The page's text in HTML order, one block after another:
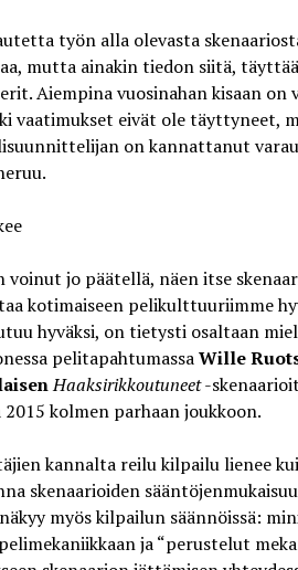
työn alla olevasta
mutta ainakin tiedon siitä,
Aiempina vuosinahan kisaan on
vaatimukset eivät ole täyttyneet,
on kannattanut
voinut jo päätellä, näen itse
kotimaiseen pelikulttuuriimme
hyväksi, on tietysti osaltaan
pelitapahtumassaWille
Haaksirikkoutuneet-
2015 kolmen parhaan joukkoon.
kannalta reilu kilpailu lienee
skenaarioiden
myös kilpailun säännöissä:
ja “perustelut